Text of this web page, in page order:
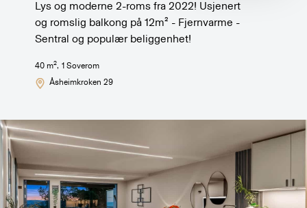
Lys og moderne 2-roms fra 2022! Usjenert
og romslig balkong på 12m² - Fjernvarme -
Sentral og populær beliggenhet!
40 m2, 1 Soverom
Åsheimkroken 29